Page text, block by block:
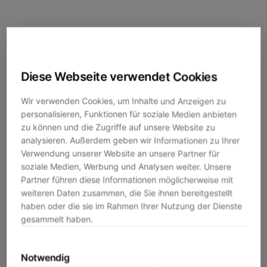
Diese Webseite verwendet Cookies
Wir verwenden Cookies, um Inhalte und Anzeigen zu
personalisieren, Funktionen für soziale Medien anbieten
zu können und die Zugriffe auf unsere Website zu
analysieren. Außerdem geben wir Informationen zu Ihrer
Verwendung unserer Website an unsere Partner für
soziale Medien, Werbung und Analysen weiter. Unsere
Partner führen diese Informationen möglicherweise mit
weiteren Daten zusammen, die Sie ihnen bereitgestellt
haben oder die sie im Rahmen Ihrer Nutzung der Dienste
gesammelt haben.
Notwendig
Application error: a